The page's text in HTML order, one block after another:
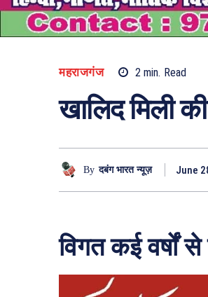
महराजगंज 2 min. Read
खालिद मिली
By दबंग भारत न्यूज़ June
विगत कई वर्षों